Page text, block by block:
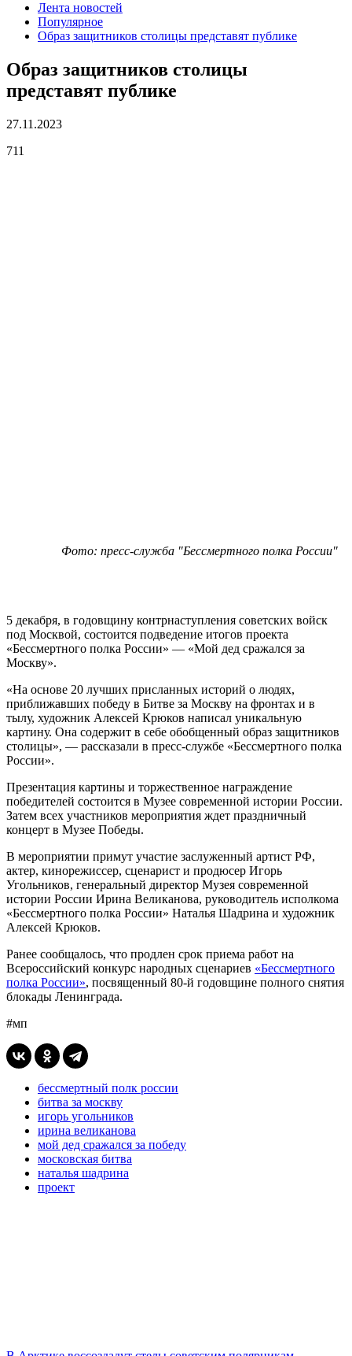
Лента новостей
Популярное
Образ защитников столицы представят публике
Образ защитников столицы
представят публике
27.11.2023
711
Фото: пресс-служба "Бессмертного полка России"
5 декабря, в годовщину контрнаступления советских войск
под Москвой, состоится подведение итогов проекта
«Бессмертного полка России» — «Мой дед сражался за
Москву».
«На основе 20 лучших присланных историй о людях,
приближавших победу в Битве за Москву на фронтах и в
тылу, художник Алексей Крюков написал уникальную
картину. Она содержит в себе обобщенный образ защитников
столицы», — рассказали в пресс-службе «Бессмертного полка
России».
Презентация картины и торжественное награждение
победителей состоится в Музее современной истории России.
Затем всех участников мероприятия ждет праздничный
концерт в Музее Победы.
В мероприятии примут участие заслуженный артист РФ,
актер, кинорежиссер, сценарист и продюсер Игорь
Угольников, генеральный директор Музея современной
истории России Ирина Великанова, руководитель исполкома
«Бессмертного полка России» Наталья Шадрина и художник
Алексей Крюков.
Ранее сообщалось, что продлен срок приема работ на
Всероссийский конкурс народных сценариев «Бессмертного
полка России», посвященный 80-й годовщине полного снятия
блокады Ленинграда.
#мп
бессмертный полк россии
битва за москву
игорь угольников
ирина великанова
мой дед сражался за победу
московская битва
наталья шадрина
проект